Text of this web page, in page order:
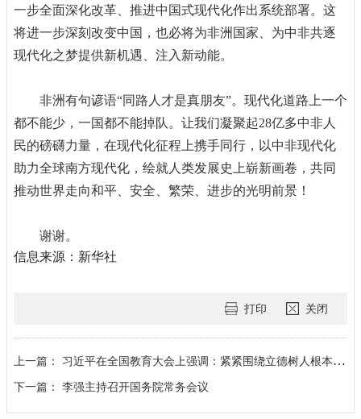
一步全面深化改革、推进中国式现代化作出系统部署。这
将进一步深刻改变中国，也必将为非洲国家、为中非共逐
现代化之梦提供新机遇、注入新动能。
非洲有句谚语“同路人才是真朋友”。现代化道路上一个
都不能少，一国都不能掉队。让我们凝聚起28亿多中非人
民的磅礴力量，在现代化征程上携手同行，以中非现代化
助力全球南方现代化，绘就人类发展史上崭新画卷，共同
推动世界走向和平、安全、繁荣、进步的光明前景！
谢谢。
信息来源：新华社
打印 关闭
上一篇：
习近平在全国教育大会上强调：紧紧围绕立德树人根本任务 朝着建成教育强国战略目标扎实迈进
下一篇：
李强主持召开国务院常务会议